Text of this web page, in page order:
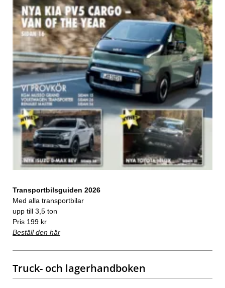
Transportbilsguiden 2026
Med alla transportbilar
upp till 3,5 ton
Pris 199 kr
Beställ den här
Truck- och lagerhandboken